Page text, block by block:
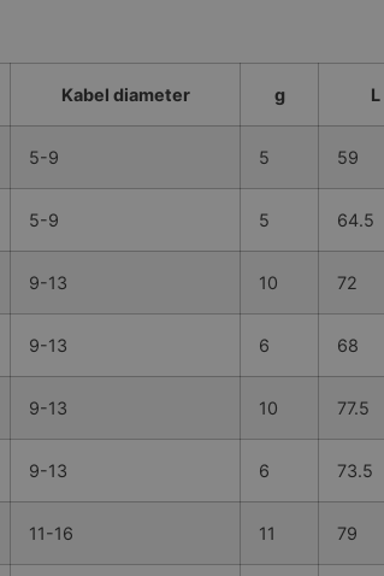
Kabel diameter g L
5-9 5 59
5-9 5 64.5
9-13 10 72
9-13 6 68
9-13 10 77.5
9-13 6 73.5
11-16 11 79